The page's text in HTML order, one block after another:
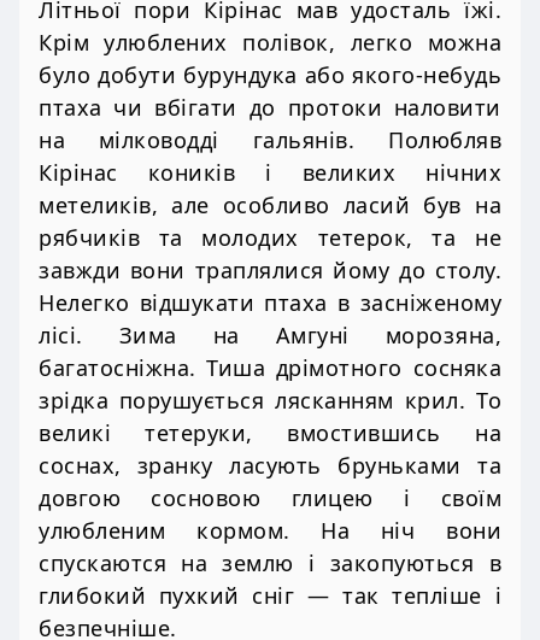
Літньої пори Кірінас мав удосталь їжі.
Крім улюблених полівок, легко можна
було добути бурундука або якого-небудь
птаха чи вбігати до протоки наловити
на мілководді гальянів. Полюбляв
Кірінас коників і великих нічних
метеликів, але особливо ласий був на
рябчиків та молодих тетерок, та не
завжди вони траплялися йому до столу.
Нелегко відшукати птаха в засніженому
лісі. Зима на Амгуні морозяна,
багатосніжна. Тиша дрімотного сосняка
зрідка порушується лясканням крил. То
великі тетеруки, вмостившись на
соснах, зранку ласують бруньками та
довгою сосновою глицею і своїм
улюбленим кормом. На ніч вони
спускаются на землю і закопуються в
глибокий пухкий сніг — так тепліше і
безпечніше.